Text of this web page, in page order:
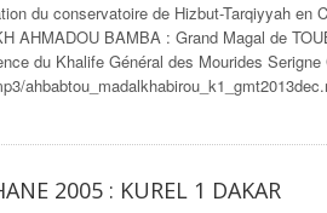
du conservatoire de Hizbut-Tarqiyyah
AHMADOU BAMBA : Grand Magal de
du Khalife Général des Mourides
2005 : KUREL 1 DAKAR